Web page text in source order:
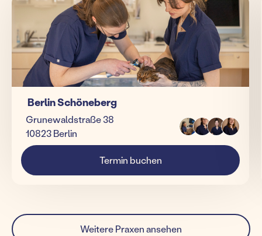
Berlin Schöneberg
Grunewaldstraße 38
10823 Berlin
Termin buchen
Weitere Praxen ansehen